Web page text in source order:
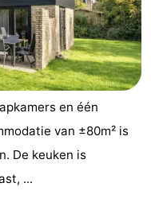
en één
van ±80m² is
De keuken is
...